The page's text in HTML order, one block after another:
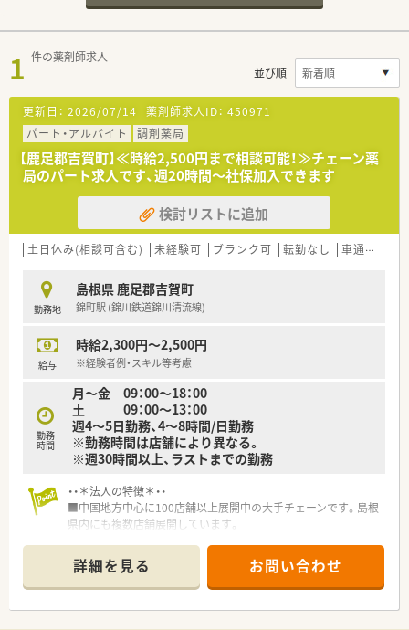
1 件の薬剤師求人
並び順
更新日： 2026/07/14 薬剤師求人ID： 450971
パート・アルバイト
調剤薬局
【鹿足郡吉賀町】≪時給2,500円まで相談可能！≫チェーン薬
局のパート求人です、週20時間～社保加入できます
検討リストに追加
土日休み(相談可含む) 未経験可 ブランク可 転勤なし 車通勤可
勤務地
島根県 鹿足郡吉賀町
錦町駅 (錦川鉄道錦川清流線)
給与
時給2,300円～2,500円
※経験者例・スキル等考慮
勤務
時間
月～金 09：00～18：00
土 09：00～13：00
週4～5日勤務、4～8時間/日勤務
※勤務時間は店舗により異なる。
※週30時間以上、ラストまでの勤務
・・＊法人の特徴＊・・
■中国地方中心に100店舗以上展開中の大手チェーンです。島根
県内にも複数店舗展開しています。
らご勤務して頂く事が可能です。
■週20時間勤務～社会保険に加入できます。
・・＊こんな薬局です＊・・
詳細を見る お問い合わせ